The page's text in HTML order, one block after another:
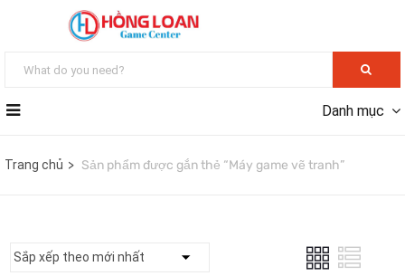
Danh mục
Trang chủ Sản phẩm được gắn thẻ “Máy game vẽ tranh”